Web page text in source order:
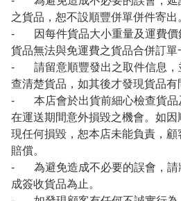
之貨品，恕不設順豐併單併件寄出
- 因每件貨品大小重量及運費價
貨品無法與免運費之貨品合併訂單
- 請留意順豐發出之取件信息，
查清楚貨品，如其後才發現貨品有
- 本店會於出貨前細心檢查貨品
在運送期間意外損毀之機會。如
現任何損毀，恕本店未能負責，
賠償。
- 為避免造成不必要的誤會，請
成簽收貨品為止。